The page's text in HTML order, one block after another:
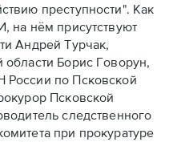
преступности". Как
на нём присутствуют
Андрей Турчак,
Борис Говорун,
по Псковской
Псковской
следственного
при прокуратуре